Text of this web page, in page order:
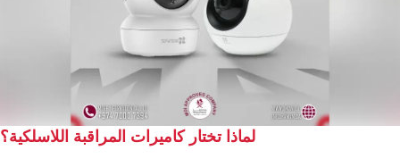
لماذا تختار كاميرات المراقبة اللاسلكية؟